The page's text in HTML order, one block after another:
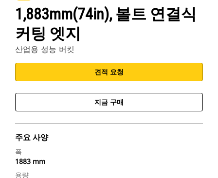
1,883mm(74in), 볼트 연결식
커팅 엣지
산업용 성능 버킷
견적 요청
지금 구매
주요 사양
폭
1883 mm
용량